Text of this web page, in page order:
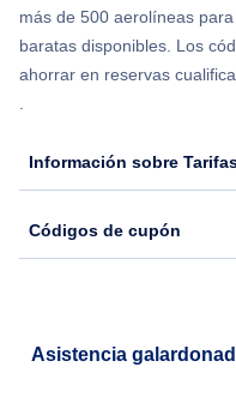
más de 500 aerolíneas
baratas disponibles. Los
ahorrar en reservas
.
Información sobre
Códigos de cupón
Asistencia